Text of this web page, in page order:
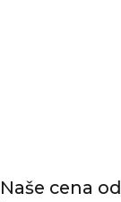
Naše cena od